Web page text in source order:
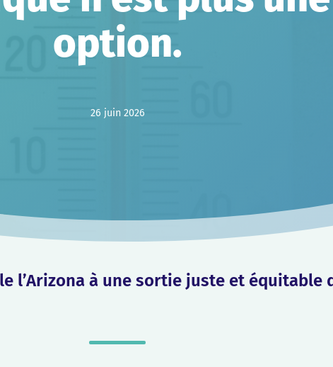
option.
26 juin 2026
l’Arizona à une sortie juste et équitable